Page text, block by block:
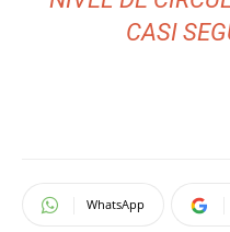
CASI
WhatsApp